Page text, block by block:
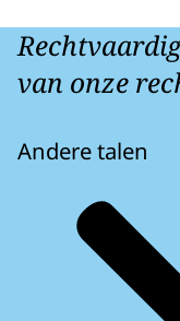
van onze
Andere talen